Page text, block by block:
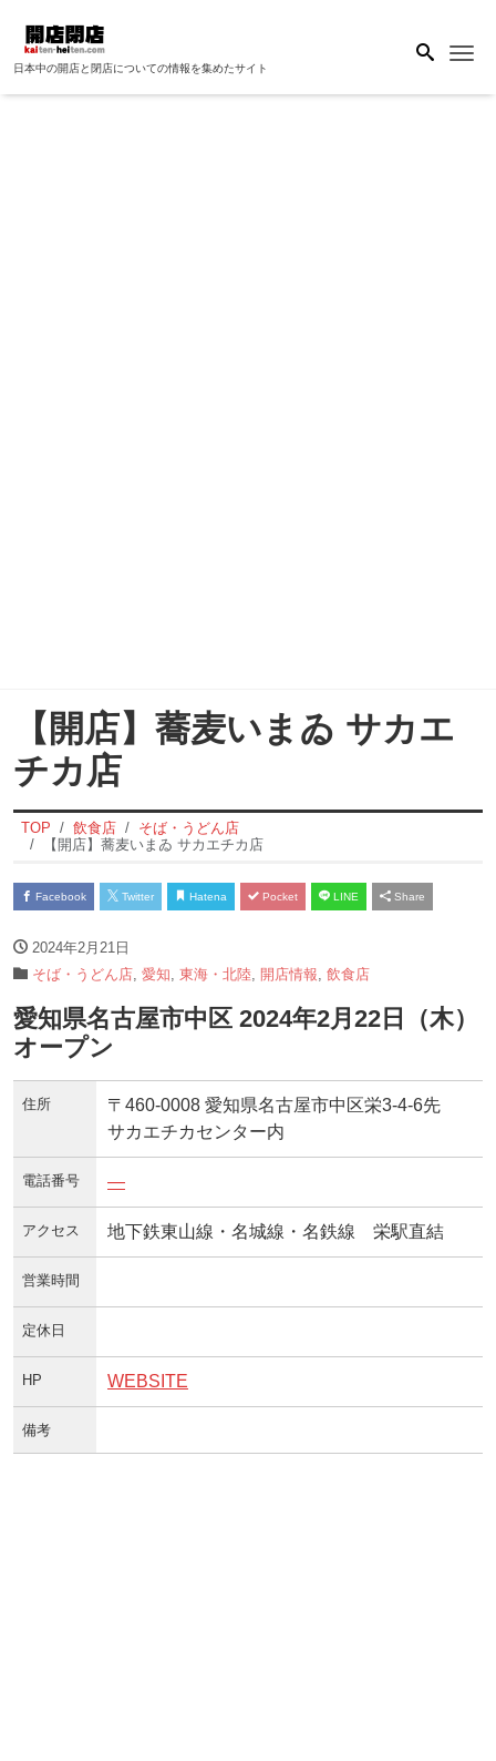
日本中の開店と閉店についての情報を集めたサイト
【開店】蕎麦いまゐ サカエ
チカ店
TOP 飲食店
そば・うどん店
【開店】蕎麦いまゐ サカエチカ店
Facebook Twitter Hatena Pocket LINE Share
2024年2月21日
そば・うどん店 愛知 東海・北陸 開店情報 飲食店
愛知県名古屋市中区 2024年2月22日（木）
オープン
住所
〒460-0008 愛知県名古屋市中区栄3-4-6先
サカエチカセンター内
電話番号 —
アクセス 地下鉄東山線・名城線・名鉄線 栄駅直結
営業時間
定休日
HP WEBSITE
備考